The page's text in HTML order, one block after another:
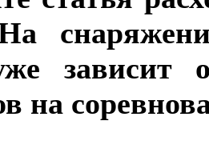
зависит
на